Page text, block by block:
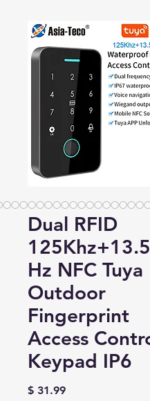
Dual RFID
Hz NFC Tuya
Outdoor
Fingerprint
Access
Keypad IP6
$ 31.99Preis